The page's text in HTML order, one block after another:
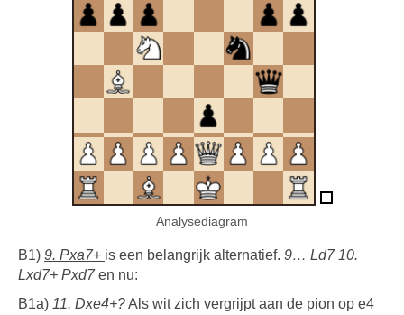
Analysediagram
B1) 9. Pxa7+ is een belangrijk alternatief. 9… Ld7 10.
Lxd7+ Pxd7en nu:
B1a) 11. Dxe4+?Als wit zich vergrijpt aan de pion op e4